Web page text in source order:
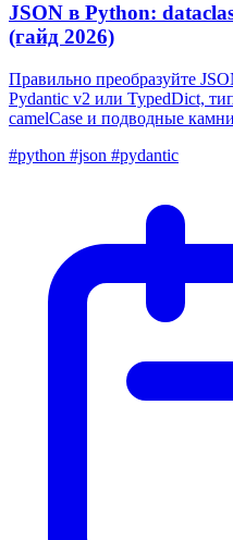
JSON в Python:
(гайд 2026)
Правильно преобразуйте
Pydantic v2 или TypedDict,
camelCase и подводные
#python #json #pydantic